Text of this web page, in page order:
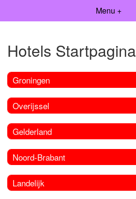
Menu +
Hotels Startpagina
Groningen
Overijssel
Gelderland
Noord-Brabant
Landelijk